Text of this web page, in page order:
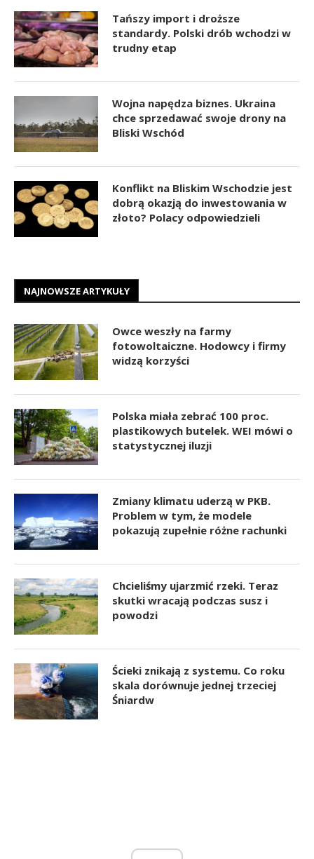
Tańszy import i droższe
standardy. Polski drób wchodzi w
trudny etap
Wojna napędza biznes. Ukraina
chce sprzedawać swoje drony na
Bliski Wschód
Konflikt na Bliskim Wschodzie jest
dobrą okazją do inwestowania w
złoto? Polacy odpowiedzieli
NAJNOWSZE ARTYKUŁY
Owce weszły na farmy
fotowoltaiczne. Hodowcy i firmy
widzą korzyści
Polska miała zebrać 100 proc.
plastikowych butelek. WEI mówi o
statystycznej iluzji
Zmiany klimatu uderzą w PKB.
Problem w tym, że modele
pokazują zupełnie różne rachunki
Chcieliśmy ujarzmić rzeki. Teraz
skutki wracają podczas susz i
powodzi
Ścieki znikają z systemu. Co roku
skala dorównuje jednej trzeciej
Śniardw